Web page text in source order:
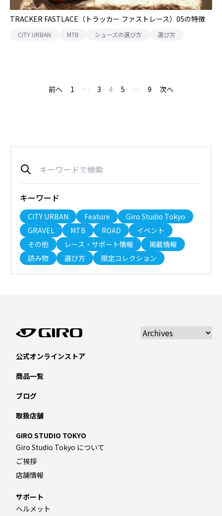
TRACKER FASTLACE（トラッカー ファストレース）05の特徴
CITY URBAN MTB シューズの選び方 選び方
前へ 1 … 3 4 5 … 9 次へ
キーワード
CITY URBAN Feature
Giro Studio Tokyo
GRAVEL
MTB ROAD
イベント
その他
レース・サポート情報
掲載情報
読み物
選び方 限定コレクション
公式オンラインストア
商品一覧
ブログ
取扱店舗
GIRO STUDIO TOKYO
Giro Studio Tokyo について
ご挨拶
店舗情報
サポート
ヘルメット